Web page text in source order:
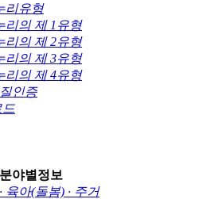
리유형
리의 제 1유형
리의 제 2유형
리의 제 3유형
리의 제 4유형
인증
드
분야별정보
육아(돌봄) · 주거